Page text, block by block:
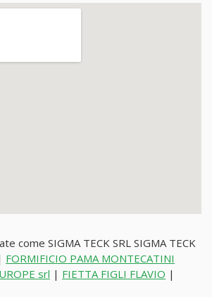
come SIGMA TECK SRL SIGMA TECK
FORMIFICIO PAMA MONTECATINI
srl | FIETTA FIGLI FLAVIO |